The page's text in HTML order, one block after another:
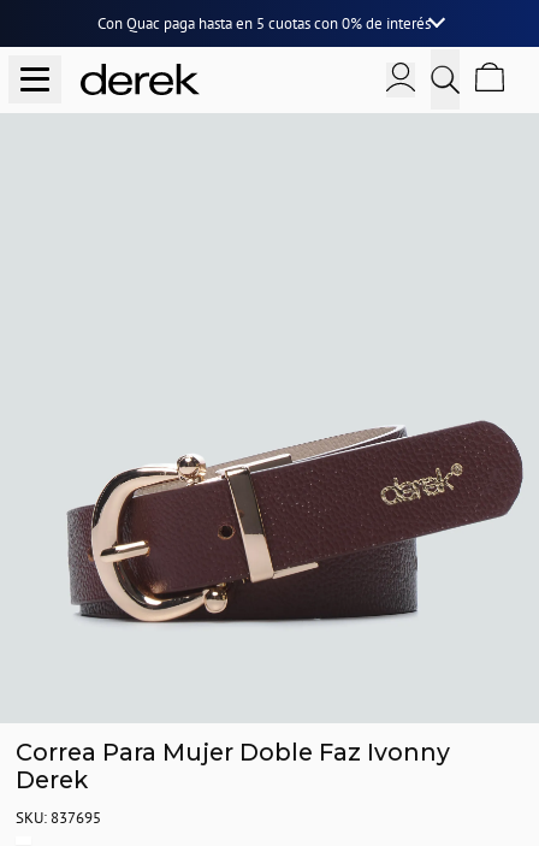
Con Quac paga hasta en 5 cuotascon0% de interés
Correa Para Mujer Doble Faz Ivonny
Derek
SKU: 837695